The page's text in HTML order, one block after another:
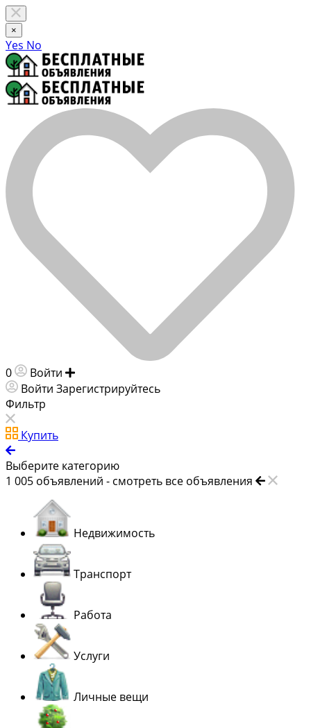
×
Yes No
0 Войти
Войти Зарегистрируйтесь
Фильтр
Купить
Выберите категорию
1 005 объявлений - смотреть все объявления
Недвижимость
Транспорт
Работа
Услуги
Личные вещи